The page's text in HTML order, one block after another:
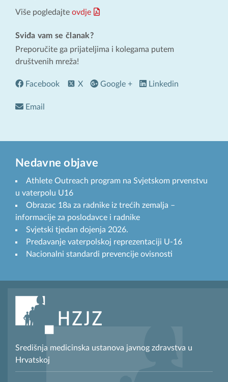
Više pogledajte ovdje
Sviđa vam se članak?
Preporučite ga prijateljima i kolegama putem
društvenih mreža!
Facebook X Google + Linkedin
Email
Nedavne objave
Athlete Outreach program na Svjetskom prvenstvu
u vaterpolu U16
Obrazac 18a za radnike iz trećih zemalja –
informacije za poslodavce i radnike
Svjetski tjedan dojenja 2026.
Predavanje vaterpolskoj reprezentaciji U-16
Nacionalni standardi prevencije ovisnosti
Središnja medicinska ustanova javnog zdravstva u
Hrvatskoj